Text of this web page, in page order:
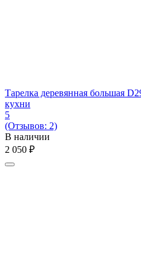
Тарелка деревянная большая
кухни
5
(Отзывов: 2)
В наличии
2 050 ₽